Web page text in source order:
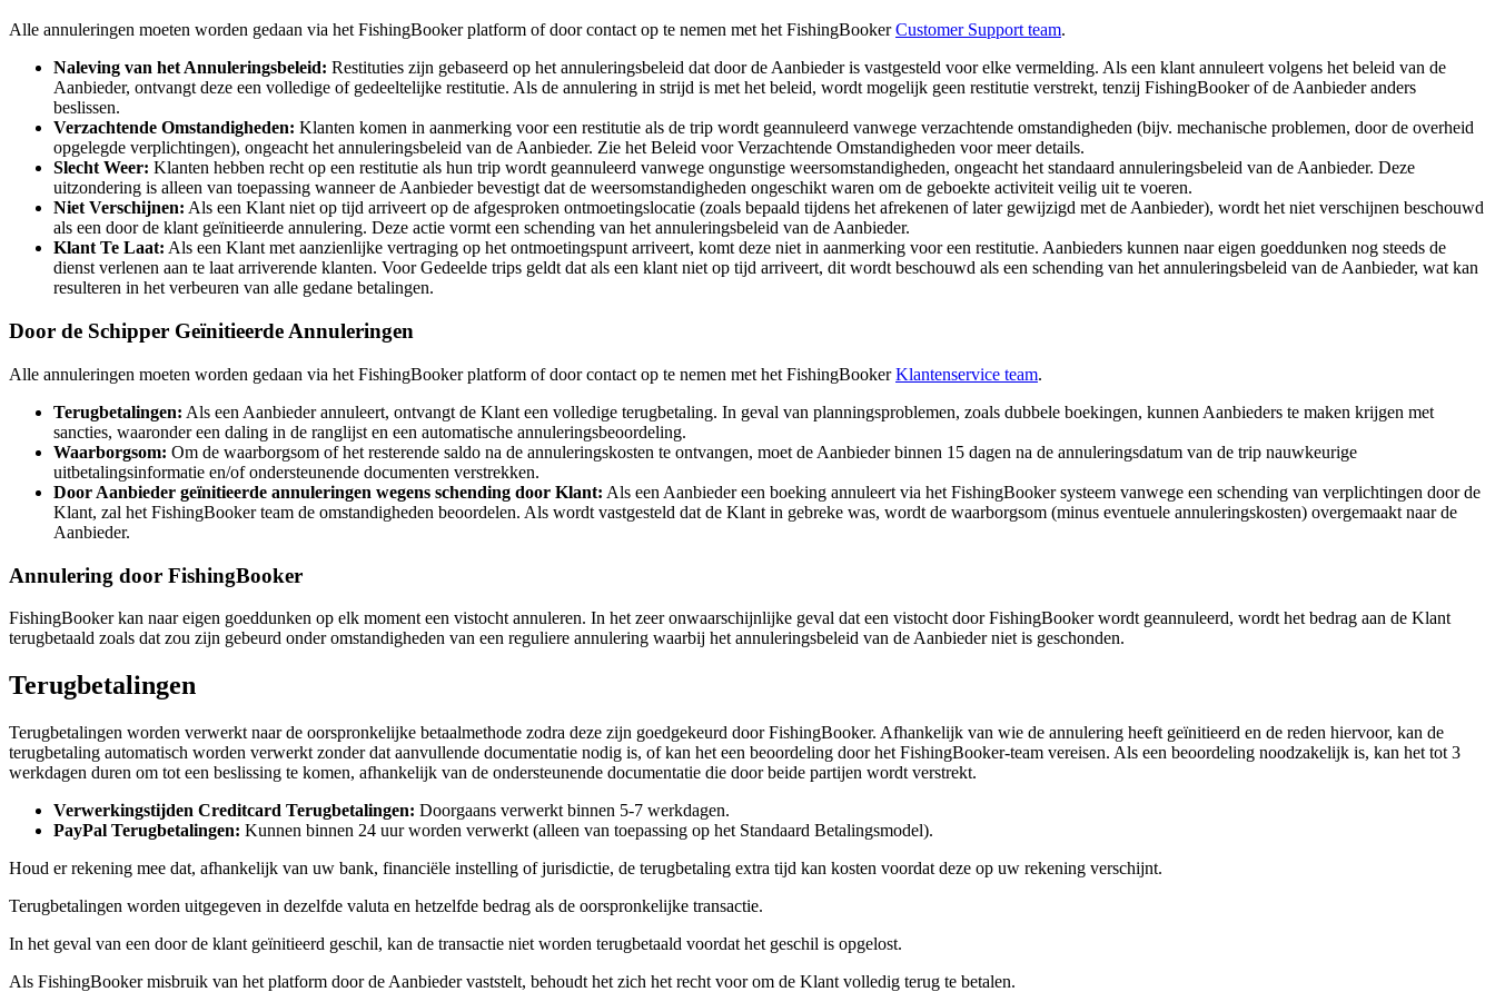
Alle annuleringen moeten worden gedaan via het FishingBooker platform of door contact op te nemen met het FishingBookerCustomer Support team.
Naleving van het Annuleringsbeleid: Restituties zijn gebaseerd op het annuleringsbeleid dat door de Aanbieder is vastgesteld voor elke vermelding. Als een klant annuleert volgens het beleid van de
Aanbieder, ontvangt deze een volledige of gedeeltelijke restitutie. Als de annulering in strijd is met het beleid, wordt mogelijk geen restitutie verstrekt, tenzij FishingBooker of de Aanbieder anders
beslissen.
Verzachtende Omstandigheden: Klanten komen in aanmerking voor een restitutie als de trip wordt geannuleerd vanwege verzachtende omstandigheden (bijv. mechanische problemen, door de overheid
opgelegde verplichtingen), ongeacht het annuleringsbeleid van de Aanbieder. Zie het Beleid voor Verzachtende Omstandigheden voor meer details.
Slecht Weer: Klanten hebben recht op een restitutie als hun trip wordt geannuleerd vanwege ongunstige weersomstandigheden, ongeacht het standaard annuleringsbeleid van de Aanbieder. Deze
uitzondering is alleen van toepassing wanneer de Aanbieder bevestigt dat de weersomstandigheden ongeschikt waren om de geboekte activiteit veilig uit te voeren.
Niet Verschijnen: Als een Klant niet op tijd arriveert op de afgesproken ontmoetingslocatie (zoals bepaald tijdens het afrekenen of later gewijzigd met de Aanbieder), wordt het niet verschijnen beschouwd
als een door de klant geïnitieerde annulering. Deze actie vormt een schending van het annuleringsbeleid van de Aanbieder.
Klant Te Laat: Als een Klant met aanzienlijke vertraging op het ontmoetingspunt arriveert, komt deze niet in aanmerking voor een restitutie. Aanbieders kunnen naar eigen goeddunken nog steeds de
dienst verlenen aan te laat arriverende klanten. Voor Gedeelde trips geldt dat als een klant niet op tijd arriveert, dit wordt beschouwd als een schending van het annuleringsbeleid van de Aanbieder, wat kan
resulteren in het verbeuren van alle gedane betalingen.
Door de Schipper Geïnitieerde Annuleringen
Alle annuleringen moeten worden gedaan via het FishingBooker platform of door contact op te nemen met het FishingBookerKlantenservice team.
Terugbetalingen: Als een Aanbieder annuleert, ontvangt de Klant een volledige terugbetaling. In geval van planningsproblemen, zoals dubbele boekingen, kunnen Aanbieders te maken krijgen met
sancties, waaronder een daling in de ranglijst en een automatische annuleringsbeoordeling.
Waarborgsom: Om de waarborgsom of het resterende saldo na de annuleringskosten te ontvangen, moet de Aanbieder binnen 15 dagen na de annuleringsdatum van de trip nauwkeurige
uitbetalingsinformatie en/of ondersteunende documenten verstrekken.
Door Aanbieder geïnitieerde annuleringen wegens schending door Klant: Als een Aanbieder een boeking annuleert via het FishingBooker systeem vanwege een schending van verplichtingen door de
Klant, zal het FishingBooker team de omstandigheden beoordelen. Als wordt vastgesteld dat de Klant in gebreke was, wordt de waarborgsom (minus eventuele annuleringskosten) overgemaakt naar de
Aanbieder.
Annulering door FishingBooker
FishingBooker kan naar eigen goeddunken op elk moment een vistocht annuleren. In het zeer onwaarschijnlijke geval dat een vistocht door FishingBooker wordt geannuleerd, wordt het bedrag aan de Klant
terugbetaald zoals dat zou zijn gebeurd onder omstandigheden van een reguliere annulering waarbij het annuleringsbeleid van de Aanbieder niet is geschonden.
Terugbetalingen
Terugbetalingen worden verwerkt naar de oorspronkelijke betaalmethode zodra deze zijn goedgekeurd door FishingBooker. Afhankelijk van wie de annulering heeft geïnitieerd en de reden hiervoor, kan de
terugbetaling automatisch worden verwerkt zonder dat aanvullende documentatie nodig is, of kan het een beoordeling door het FishingBooker-team vereisen. Als een beoordeling noodzakelijk is, kan het tot 3
werkdagen duren om tot een beslissing te komen, afhankelijk van de ondersteunende documentatie die door beide partijen wordt verstrekt.
Verwerkingstijden Creditcard Terugbetalingen: Doorgaans verwerkt binnen 5-7 werkdagen.
PayPal Terugbetalingen: Kunnen binnen 24 uur worden verwerkt (alleen van toepassing op het Standaard Betalingsmodel).
Houd er rekening mee dat, afhankelijk van uw bank, financiële instelling of jurisdictie, de terugbetaling extra tijd kan kosten voordat deze op uw rekening verschijnt.
Terugbetalingen worden uitgegeven in dezelfde valuta en hetzelfde bedrag als de oorspronkelijke transactie.
In het geval van een door de klant geïnitieerd geschil, kan de transactie niet worden terugbetaald voordat het geschil is opgelost.
Als FishingBooker misbruik van het platform door de Aanbieder vaststelt, behoudt het zich het recht voor om de Klant volledig terug te betalen.